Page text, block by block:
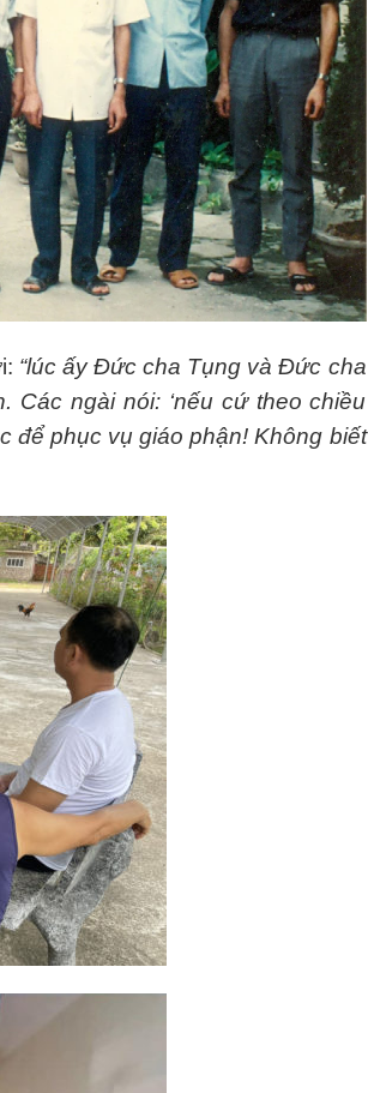
“lúc ấy Đức cha Tụng và Đức cha
ngài nói: ‘nếu cứ theo chiều
để phục vụ giáo phận! Không biết